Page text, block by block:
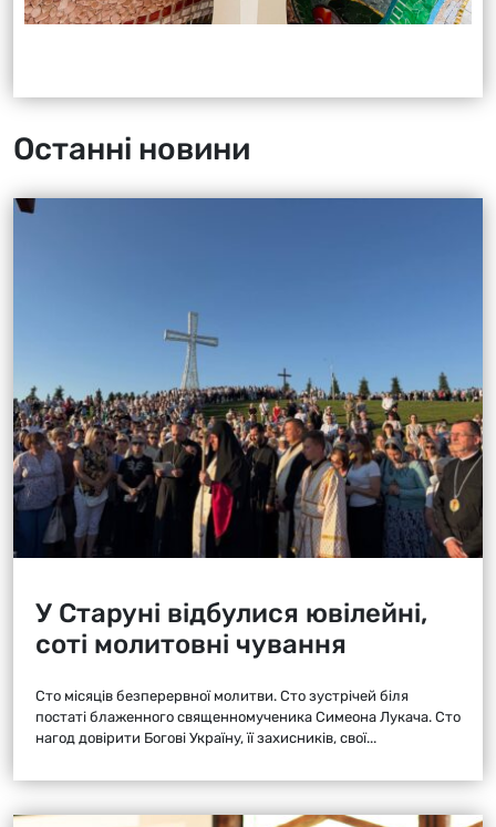
Останні новини
У Старуні відбулися ювілейні,
соті молитовні чування
Сто місяців безперервної молитви. Сто зустрічей біля
постаті блаженного священномученика Симеона Лукача. Сто
нагод довірити Богові Україну, її захисників, свої...